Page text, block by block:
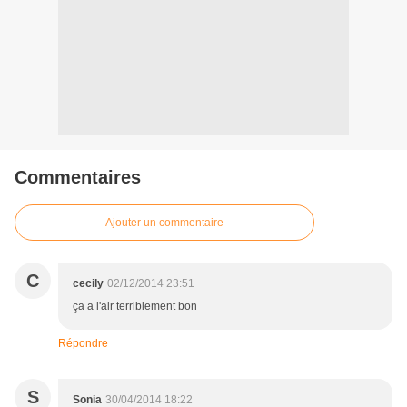
Commentaires
Ajouter un commentaire
C cecily 02/12/2014 23:51
ça a l'air terriblement bon
Répondre
S Sonia 30/04/2014 18:22